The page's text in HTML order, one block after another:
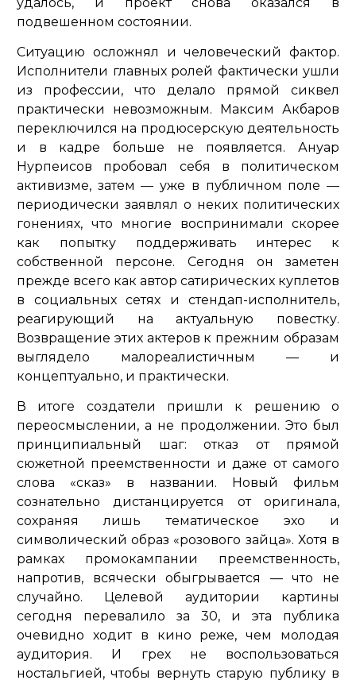
подвешенном состоянии.
Ситуацию осложнял и человеческий фактор.
Исполнители главных ролей фактически ушли
из профессии, что делало прямой сиквел
практически невозможным. Максим Акбаров
переключился на продюсерскую деятельность
и в кадре больше не появляется. Ануар
Нурпеисов пробовал себя в политическом
активизме, затем — уже в публичном поле —
периодически заявлял о неких политических
гонениях, что многие воспринимали скорее
как попытку поддерживать интерес к
собственной персоне. Сегодня он заметен
прежде всего как автор сатирических куплетов
в социальных сетях и стендап-исполнитель,
реагирующий на актуальную повестку.
Возвращение этих актеров к прежним образам
выглядело малореалистичным — и
концептуально, и практически.
В итоге создатели пришли к решению о
переосмыслении, а не продолжении. Это был
принципиальный шаг: отказ от прямой
сюжетной преемственности и даже от самого
слова «сказ» в названии. Новый фильм
сознательно дистанцируется от оригинала,
сохраняя лишь тематическое эхо и
символический образ «розового зайца». Хотя в
рамках промокампании преемственность,
напротив, всячески обыгрывается — что не
случайно. Целевой аудитории картины
сегодня перевалило за 30, и эта публика
очевидно ходит в кино реже, чем молодая
аудитория. И грех не воспользоваться
ностальгией, чтобы вернуть старую публику в